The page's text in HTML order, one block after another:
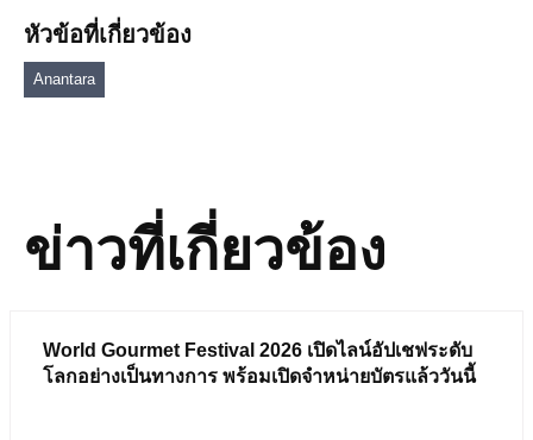
หัวข้อที่เกี่ยวข้อง
Anantara
ข่าวที่เกี่ยวข้อง
World Gourmet Festival 2026 เปิดไลน์อัปเชฟระดับ
โลกอย่างเป็นทางการ พร้อมเปิดจำหน่ายบัตรแล้ววันนี้